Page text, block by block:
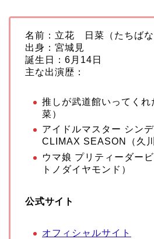
名前：立花 日菜（たちば
出身：宮城見
誕生日：6月14日
主な出演歴：
推しが武道館いってく
菜）
アイドルマスター シン
CLIMAX SEASON（久川
ウマ娘 プリティーダー
トノダイヤモンド）
公式サイト
オフィシャルサイト